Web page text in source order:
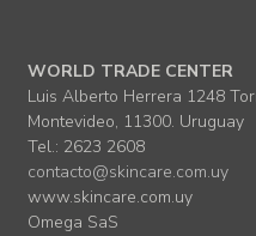
WORLD TRADE CENTER
Luis Alberto Herrera 1248
Montevideo, 11300. Uruguay
Tel.: 2623 2608
contacto@skincare.com.uy
www.skincare.com.uy
Omega SaS